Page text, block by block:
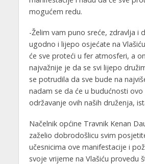
mogućem redu.
-Želim vam puno sreće, zdravlja i
ugodno i lijepo osjećate na
će sve proteći u fer atmosferi, a
najvažnije je da se svi lijepo
se potrudila da sve bude na
nadam se da će u budućnosti ovo
održavanje ovih naših druženja,
Načelnik općine Travnik Kenan
zaželio dobrodošlicu svim
učesnicima ove manifestacije i
svoje vrijeme na Vlašiću provedu